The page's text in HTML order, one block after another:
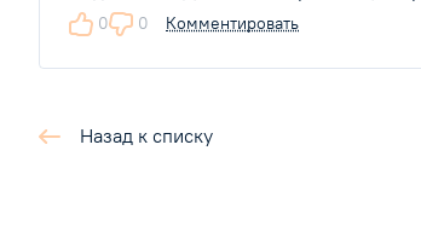
0 0 Комментировать
Назад к списку